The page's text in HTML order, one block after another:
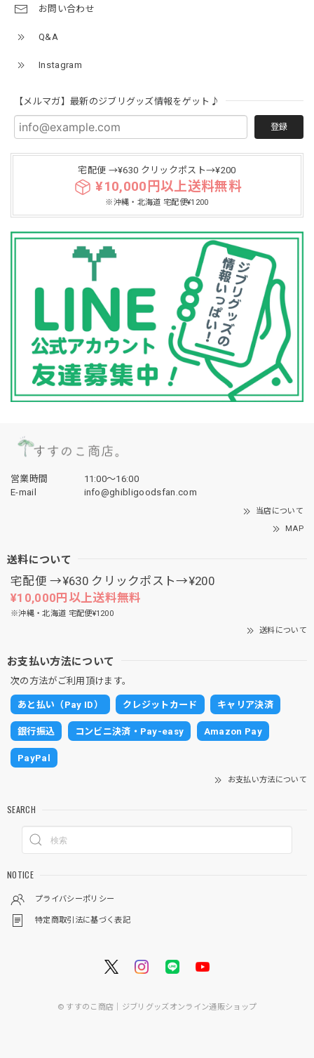
お問い合わせ
Q&A
Instagram
【メルマガ】最新のジブリグッズ情報をゲット♪
登録
宅配便 →¥630 クリックポスト→¥200
¥10,000円以上送料無料
※沖縄・北海道 宅配便¥1200
営業時間
11:00〜16:00
E-mail
info@ghibligoodsfan.com
当店について
MAP
送料について
宅配便 →¥630 クリックポスト→¥200
¥10,000円以上送料無料
※沖縄・北海道 宅配便¥1200
送料について
お支払い方法について
次の方法がご利用頂けます。
あと払い（Pay ID） クレジットカード キャリア決済
銀行振込 コンビニ決済・Pay-easy Amazon Pay
PayPal
お支払い方法について
SEARCH
NOTICE
プライバシーポリシー
特定商取引法に基づく表記
© すすのこ商店｜ジブリグッズオンライン通販ショップ